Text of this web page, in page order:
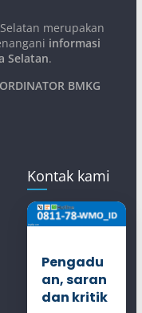
merupakan
informasi
Selatan.
BMKG
Kontak kami
Pengadu
an, saran
dan kritik